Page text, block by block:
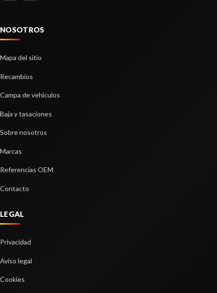
NOSOTROS
Mapa del sitio
Recambios
Campa de vehículos
Baja y tasaciones
Sobre nosotros
Marcas
Referencias OEM
Contacto
LEGAL
Privacidad
Aviso legal
Cookies